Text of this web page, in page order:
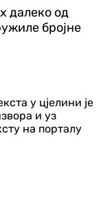
далеко од
бројне
у цјелини је
и уз
на порталу